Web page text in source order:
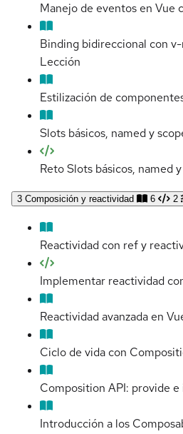
Manejo de eventos en Vue
Binding bidireccional con
Lección
Estilización de
Slots básicos, named y
Reto Slots básicos, named
3 Composición y reactividad 6 2
Reactividad con ref y
Implementar reactividad
Reactividad avanzada en
Ciclo de vida con
Composition API: provide
Introducción a los